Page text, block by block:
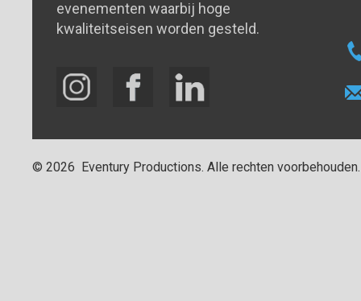
evenementen waarbij hoge
kwaliteitseisen worden gesteld.
© 2026 Eventury Productions. Alle rechten voorbehouden.